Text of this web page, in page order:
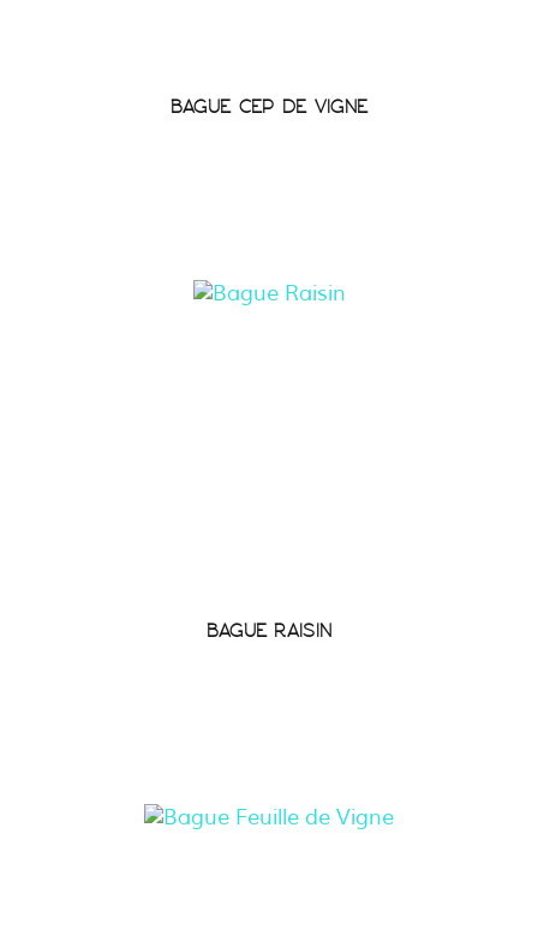
BAGUE CEP DE VIGNE
BAGUE RAISIN